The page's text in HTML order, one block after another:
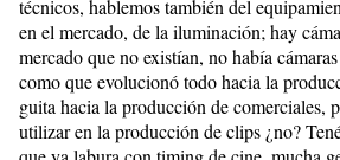
técnicos, hablemos también del
en el mercado, de la iluminación; hay
mercado que no existían, no había
como que evolucionó todo hacia la
guita hacia la producción de comerciales,
utilizar en la producción de clips ¿no?